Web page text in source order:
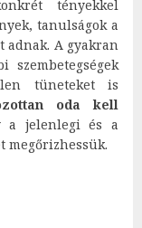
tényekkel
tanulságok a
adnak. A gyakran
szembetegségek
tüneteket is
oda kell
a jelenlegi és a
megőrizhessük.